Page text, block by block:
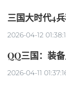
三国大时代4
2026-04-12
QQ三国：装
2026-04-11